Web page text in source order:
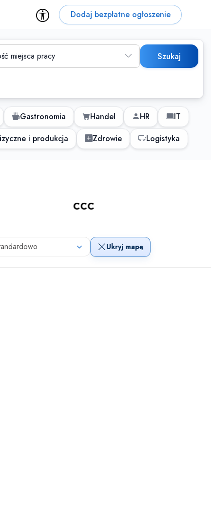
Dodaj bezpłatne ogłoszenie
miejsca pracy Szukaj
Gastronomia Handel HR
IT
i produkcja Zdrowie Logistyka
osób z
Ukryj mapę